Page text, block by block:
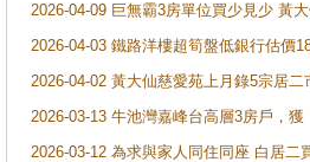
2026-04-09 巨無霸3房單位買少見少 黃
2026-04-03 鐵路洋樓超筍盤低銀行估價
2026-04-02 黃大仙慈愛苑上月錄5宗居
2026-03-13 牛池灣嘉峰台高層3房戶，
2026-03-12 為求與家人同住同座 白居